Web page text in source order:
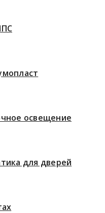
освещение
для дверей